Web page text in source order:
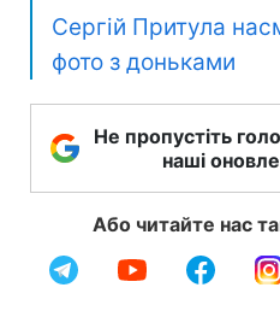
Сергій Притула
фото з доньками
Не пропустіть
наші
Або читайте нас